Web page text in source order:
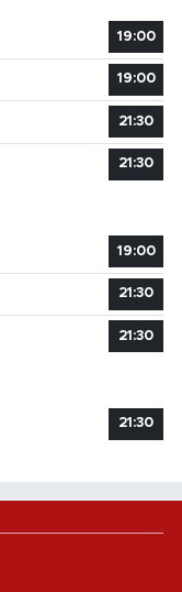
19:00
19:00
21:30
21:30
19:00
21:30
21:30
21:30